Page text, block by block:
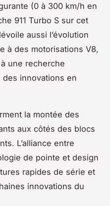
(0 à 300 km/h en
911 Turbo S sur cet
aussi l’évolution
à des motorisations V8,
une recherche
des innovations en
la montée des
aux côtés des blocs
L’alliance entre
de pointe et design
rapides de série et
innovations du